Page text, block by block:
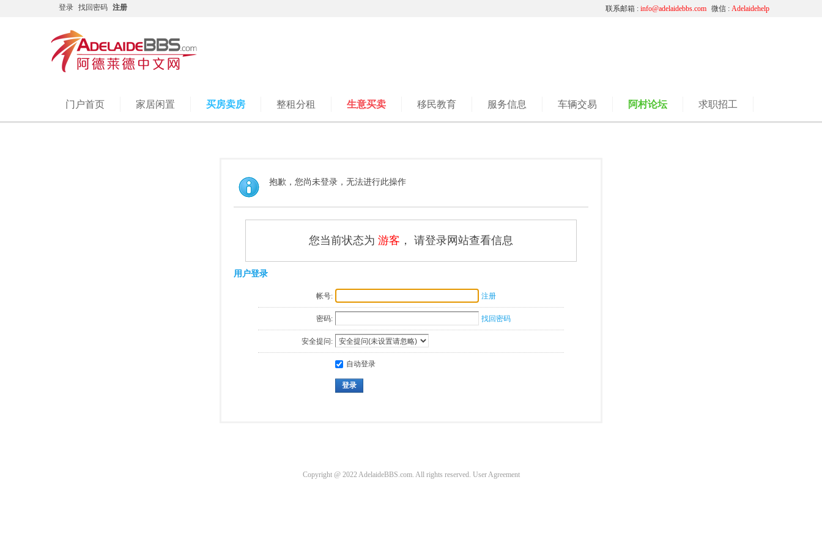
登录 找回密码 注册 微信 : Adelaidehelp
联系邮箱 : info@adelaidebbs.com
门户首页 家居闲置 买房卖房 整租分租 生意买卖 移民教育 服务信息 车辆交易 阿村论坛 求职招工
抱歉，您尚未登录，无法进行此操作
您当前状态为 游客 ， 请登录网站查看信息
用户登录
帐号: 注册
密码: 找回密码
安全提问:
自动登录
登录
Copyright @ 2022 AdelaideBBS.com. All rights reserved. User Agreement